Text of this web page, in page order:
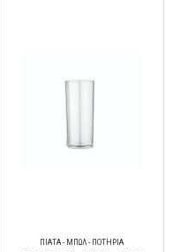
ΠΙΆΤΑ - ΜΠΩΛ - ΠΟΤΉΡΙΑ